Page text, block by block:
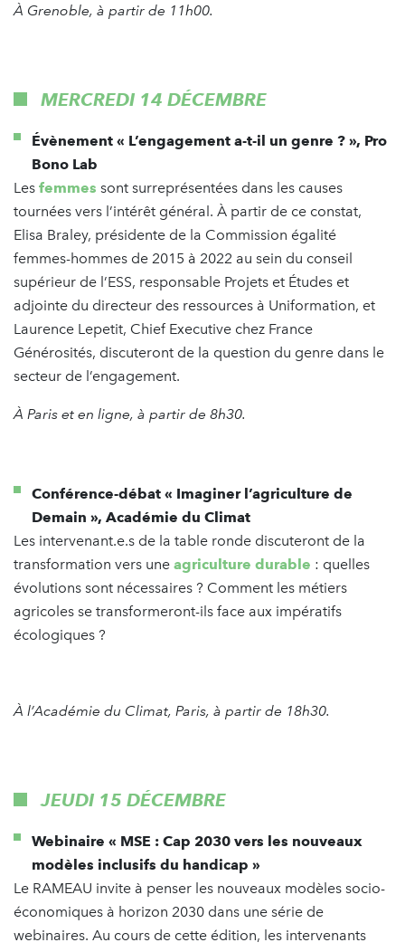
À Grenoble, à partir de 11h00.
MERCREDI 14 DÉCEMBRE
Évènement « L’engagement a-t-il un genre ? », Pro
Bono Lab
Les femmes sont surreprésentées dans les causes
tournées vers l’intérêt général. À partir de ce constat,
Elisa Braley, présidente de la Commission égalité
femmes-hommes de 2015 à 2022 au sein du conseil
supérieur de l’ESS, responsable Projets et Études et
adjointe du directeur des ressources à Uniformation, et
Laurence Lepetit, Chief Executive chez France
Générosités, discuteront de la question du genre dans le
secteur de l’engagement.
À Paris et en ligne, à partir de 8h30.
Conférence-débat « Imaginer l’agriculture de
Demain », Académie du Climat
Les intervenant.e.s de la table ronde discuteront de la
transformation vers une agriculture durable : quelles
évolutions sont nécessaires ? Comment les métiers
agricoles se transformeront-ils face aux impératifs
écologiques ?
À l’Académie du Climat, Paris, à partir de 18h30.
JEUDI 15 DÉCEMBRE
Webinaire « MSE : Cap 2030 vers les nouveaux
modèles inclusifs du handicap »
Le RAMEAU invite à penser les nouveaux modèles socio-
économiques à horizon 2030 dans une série de
webinaires. Au cours de cette édition, les intervenants